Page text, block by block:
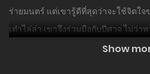
ร่ายมนตร์ แต่เขารู้ดีที่สุดว่าจะใช้จิตใจ
เต๋าไล่ล่า เขาจึงร่วมมือกับปีศาจ ไม่ว่า
ในที่สุดพวกเขาก็จะกลายเป็นเบี้ยของ
Show